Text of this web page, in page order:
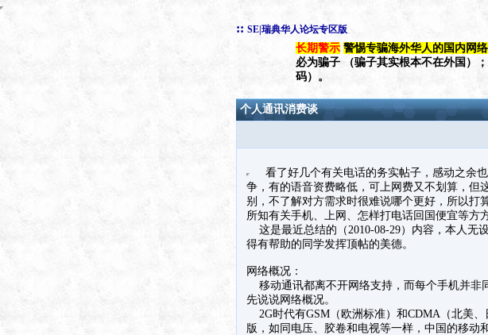
:: SE|瑞典华人论坛专区版
长期警示 警惕专骗海外华人的国内网
必为骗子 （骗子其实根本不在外国）
码）。
个人通讯消费谈
看了好几个有关电话的务实帖子，感动之余
争，有的语音资费略低，可上网费又不划算，但
别，不了解对方需求时很难说哪个更好，所以打
所知有关手机、上网、怎样打电话回国便宜等方
这是最近总结的（2010-08-29）内容，本人无
得有帮助的同学发挥顶帖的美德。
网络概况：
移动通讯都离不开网络支持，而每个手机并非
先说说网络概况。
2G时代有GSM（欧洲标准）和CDMA（北美
版，如同电压、胶卷和电视等一样，中国的移动